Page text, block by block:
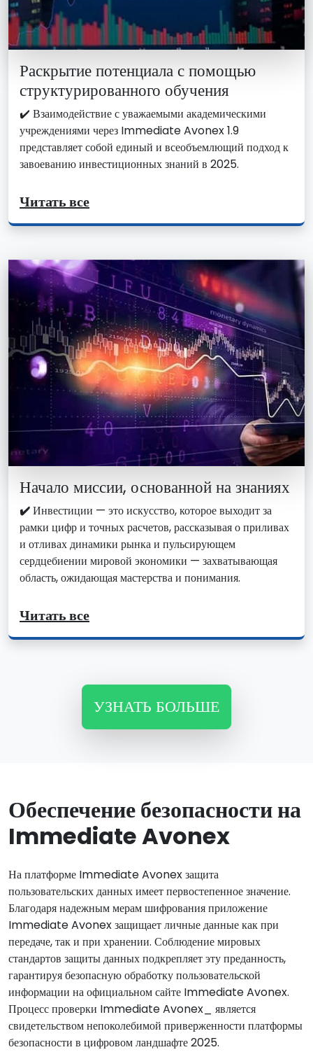
Раскрытие потенциала с помощью
структурированного обучения
✔️ Взаимодействие с уважаемыми академическими
учреждениями через Immediate Avonex 1.9
представляет собой единый и всеобъемлющий подход к
завоеванию инвестиционных знаний в 2025.
Читать все
Начало миссии, основанной на знаниях
✔️Инвестиции — это искусство, которое выходит за
рамки цифр и точных расчетов, рассказывая о приливах
и отливах динамики рынка и пульсирующем
сердцебиении мировой экономики — захватывающая
область, ожидающая мастерства и понимания.
Читать все
УЗНАТЬ БОЛЬШЕ
Обеспечение безопасности на
Immediate Avonex
На платформе Immediate Avonex защита
пользовательских данных имеет первостепенное значение.
Благодаря надежным мерам шифрования приложение
Immediate Avonex защищает личные данные как при
передаче, так и при хранении. Соблюдение мировых
стандартов защиты данных подкрепляет эту преданность,
гарантируя безопасную обработку пользовательской
информации на официальном сайте Immediate Avonex.
Процесс проверки Immediate Avonex_ является
свидетельством непоколебимой приверженности платформы
безопасности в цифровом ландшафте 2025.